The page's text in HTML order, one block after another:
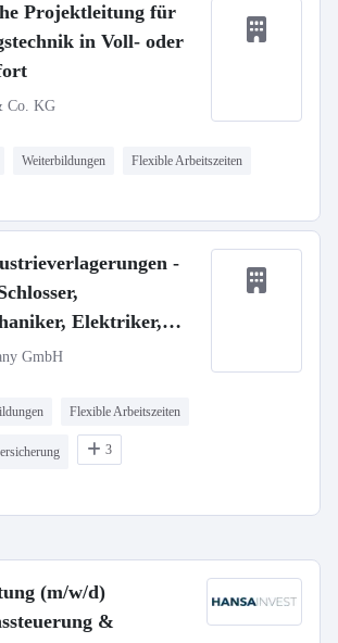
Projektleitung für
in Voll- oder
Co. KG
Weiterbildungen Flexible Arbeitszeiten
-
Elektriker,
dGmbH
Flexible Arbeitszeiten
3
(m/w/d)
&